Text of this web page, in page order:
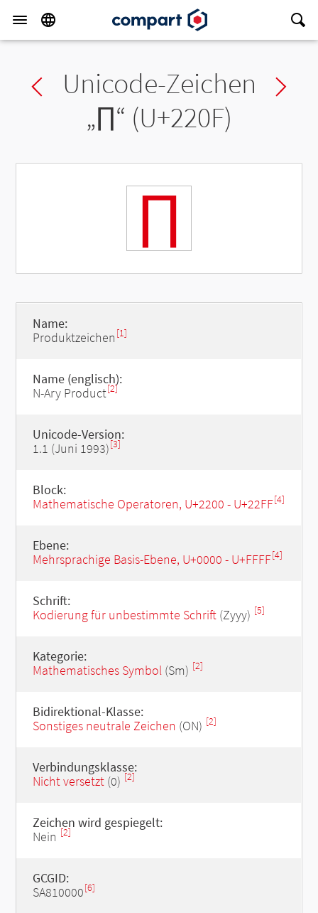
Previous char
Unicode-Zeichen
„∏“ (U+220F)
∏
Name:
Produktzeichen [1]
Name (englisch):
N-Ary Product[2]
Unicode-Version:
1.1 (Juni 1993)[3]
Block:
Mathematische Operatoren, U+2200 - U+22FF[4]
Ebene:
Mehrsprachige Basis-Ebene, U+0000 - U+FFFF[4]
Schrift:
Kodierung für unbestimmte Schrift(Zyyy) [5]
Kategorie:
Mathematisches Symbol(Sm) [2]
Bidirektional-Klasse:
Sonstiges neutrale Zeichen (ON) [2]
Verbindungsklasse:
Nicht versetzt(0) [2]
Zeichen wird gespiegelt:
Nein [2]
GCGID:
SA810000[6]